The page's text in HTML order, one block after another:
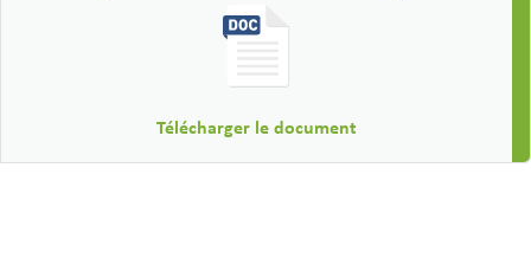
Télécharger le document